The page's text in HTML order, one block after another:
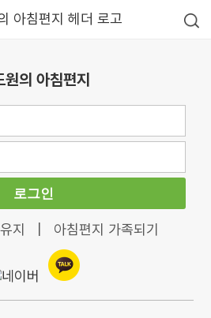
원의 아침편지
로그인
지 아침편지 가족되기